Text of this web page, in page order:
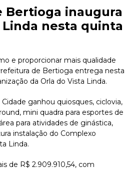
Bertioga inaugura
nesta quinta
e proporcionar mais qualidade
de Bertioga entrega nesta
da Orla do Vista Linda.
ganhou quiosques, ciclovia,
mini quadra para esportes de
para atividades de ginástica,
instalação do Complexo
Linda.
de R$ 2.909.910,54, com